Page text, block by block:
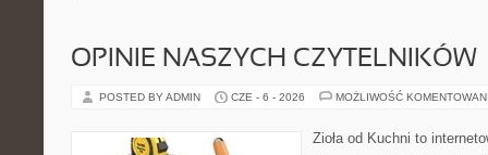
OPINIE NASZYCH CZYTELNIKÓW
POSTED BY ADMIN CZE - 6 - 2026 MOŻLIWOŚĆ
Zioła od Kuchni to